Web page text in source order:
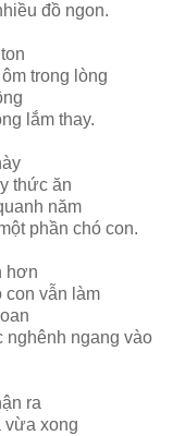
đồ ngon.
trong lòng
lắm thay.
thức ăn
năm
phần chó con.
hơn
con vẫn làm
ngang vào
ra
vừa xong